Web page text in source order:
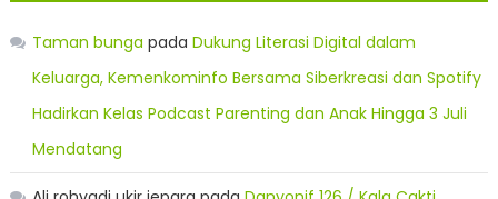
Taman bunga pada Dukung Literasi Digital dalam
Keluarga, Kemenkominfo Bersama Siberkreasi dan Spotify
Hadirkan Kelas Podcast Parenting dan Anak Hingga 3 Juli
Mendatang